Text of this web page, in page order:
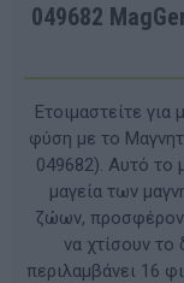
049682
Ετοιμαστείτε για
φύση με το
049682). Αυτό το
μαγεία των
ζώων,
να χτίσουν το
περιλαμβάνει 16